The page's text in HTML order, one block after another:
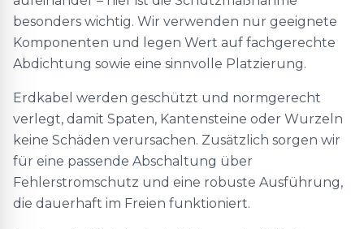
besonders wichtig. Wir verwenden nur geeignete
Komponenten und legen Wert auf fachgerechte
Abdichtung sowie eine sinnvolle Platzierung.
Erdkabel werden geschützt und normgerecht
verlegt, damit Spaten, Kantensteine oder Wurzeln
keine Schäden verursachen. Zusätzlich sorgen wir
für eine passende Abschaltung über
Fehlerstromschutz und eine robuste Ausführung,
die dauerhaft im Freien funktioniert.